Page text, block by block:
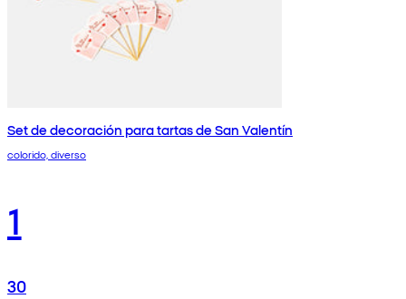
Set de decoración para tartas de San Valentín
colorido, diverso
1
30